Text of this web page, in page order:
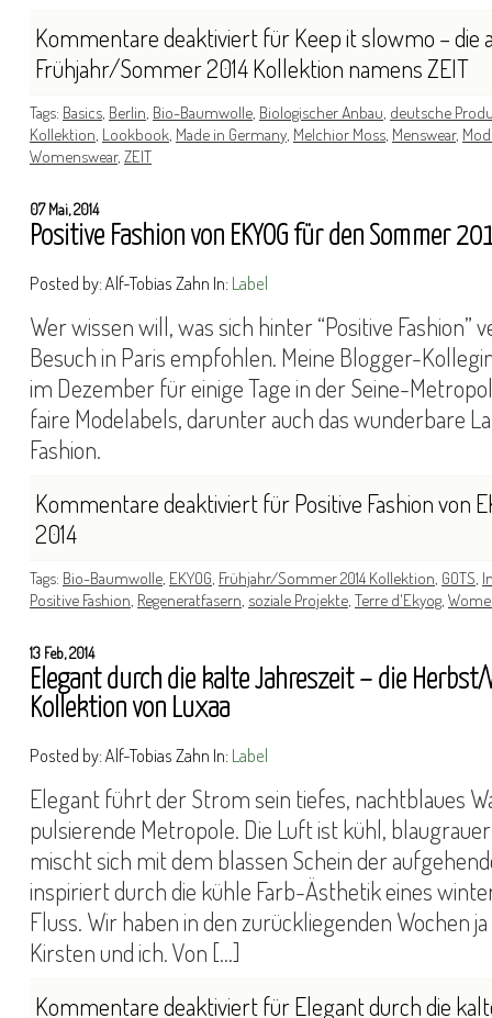
Kommentare deaktiviertfür Keep it slowmo – die
Frühjahr/Sommer 2014 Kollektion namens ZEIT
Tags: Basics, Berlin, Bio-Baumwolle, Biologischer Anbau, deutsche
Kollektion, Lookbook, Made in Germany, Melchior Moss, Menswear,
Womenswear, ZEIT
07 Mai, 2014
Positive Fashion von EKYOG für den Sommer
Posted by: Alf-Tobias Zahn In:Label
Wer wissen will, was sich hinter “Positive Fashion”
Besuch in Paris empfohlen. Meine Blogger-
im Dezember für einige Tage in der Seine-
faire Modelabels, darunter auch das wunderbare
Fashion.
Kommentare deaktiviertfür Positive Fashion von
2014
Tags: Bio-Baumwolle, EKYOG, Frühjahr/Sommer 2014 Kollektion, GOTS,
Positive Fashion, Regeneratfasern, soziale Projekte, Terre d'Ekyog,
13 Feb, 2014
Elegant durch die kalte Jahreszeit – die
Kollektion von Luxaa
Posted by: Alf-Tobias Zahn In:Label
Elegant führt der Strom sein tiefes, nachtblaues
pulsierende Metropole. Die Luft ist kühl,
mischt sich mit dem blassen Schein der
inspiriert durch die kühle Farb-Ästhetik eines
Fluss. Wir haben in den zurückliegenden Wochen
Kirsten und ich. Von […]
Kommentare deaktiviertfür Elegant durch die